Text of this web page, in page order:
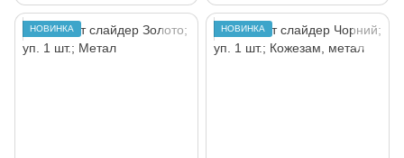
НОВИНКА НОВИНКА